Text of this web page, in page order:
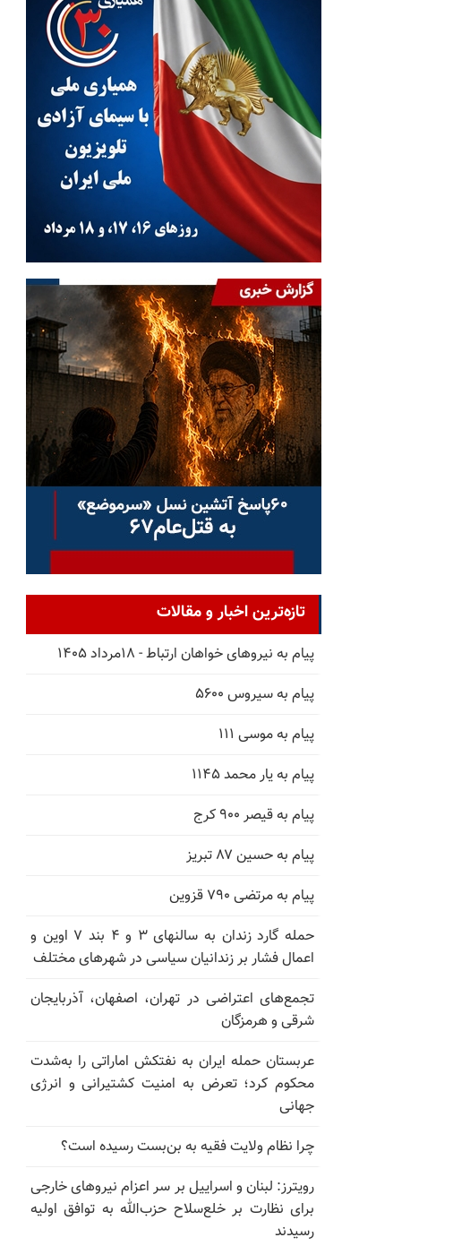
تازه‌ترین اخبار و مقالات
پیام به نیروهای خواهان ارتباط - ۱۸مرداد ۱۴۰۵
پیام به سیروس ۵۶۰۰
پیام به موسی ۱۱۱
پیام به یار محمد ۱۱۴۵
پیام به قیصر ۹۰۰ کرج
پیام به حسین ۸۷ تبریز
پیام به مرتضی ۷۹۰ قزوین
حمله گارد زندان به سالنهای ۳ و ۴ بند ۷ اوین و
اعمال فشار بر زندانیان سیاسی در شهرهای مختلف
تجمع‌های اعتراضی در تهران، اصفهان، آذربایجان
شرقی و هرمزگان
عربستان حمله ایران به نفتکش اماراتی را به‌شدت
محکوم کرد؛ تعرض به امنیت کشتیرانی و انرژی
جهانی
چرا نظام ولایت فقیه به بن‌بست رسیده است؟
رویترز: لبنان و اسراییل بر سر اعزام نیروهای خارجی
برای نظارت بر خلع‌سلاح حزب‌الله به توافق اولیه
رسیدند